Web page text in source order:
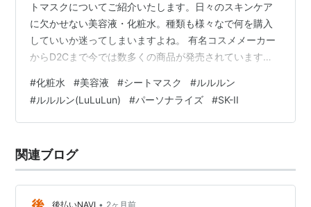
トマスクについてご紹介いたします。日々のスキンケア
に欠かせない美容液・化粧水。種類も様々なで何を購入
していいか迷ってしまいますよね。 有名コスメメーカー
からD2Cまで今では数多くの商品が発売されています。
のはちょっと・・・と思う方も多いかもしれません。 そ
んな時、後払いで購入すれば商品を試してから支払いが
出来ますので安心です。この記事を是非参考にしてみて
用しています [:contents] 後払い対応ショップ 比較一覧
後払い対応ショップを即日…
#化粧水 #美容液 #シートマスク #ルルルン
#ルルルン(LuLuLun) #パーソナライズ #SK-II
関連ブログ
後払いNAVI • 2ヶ月前